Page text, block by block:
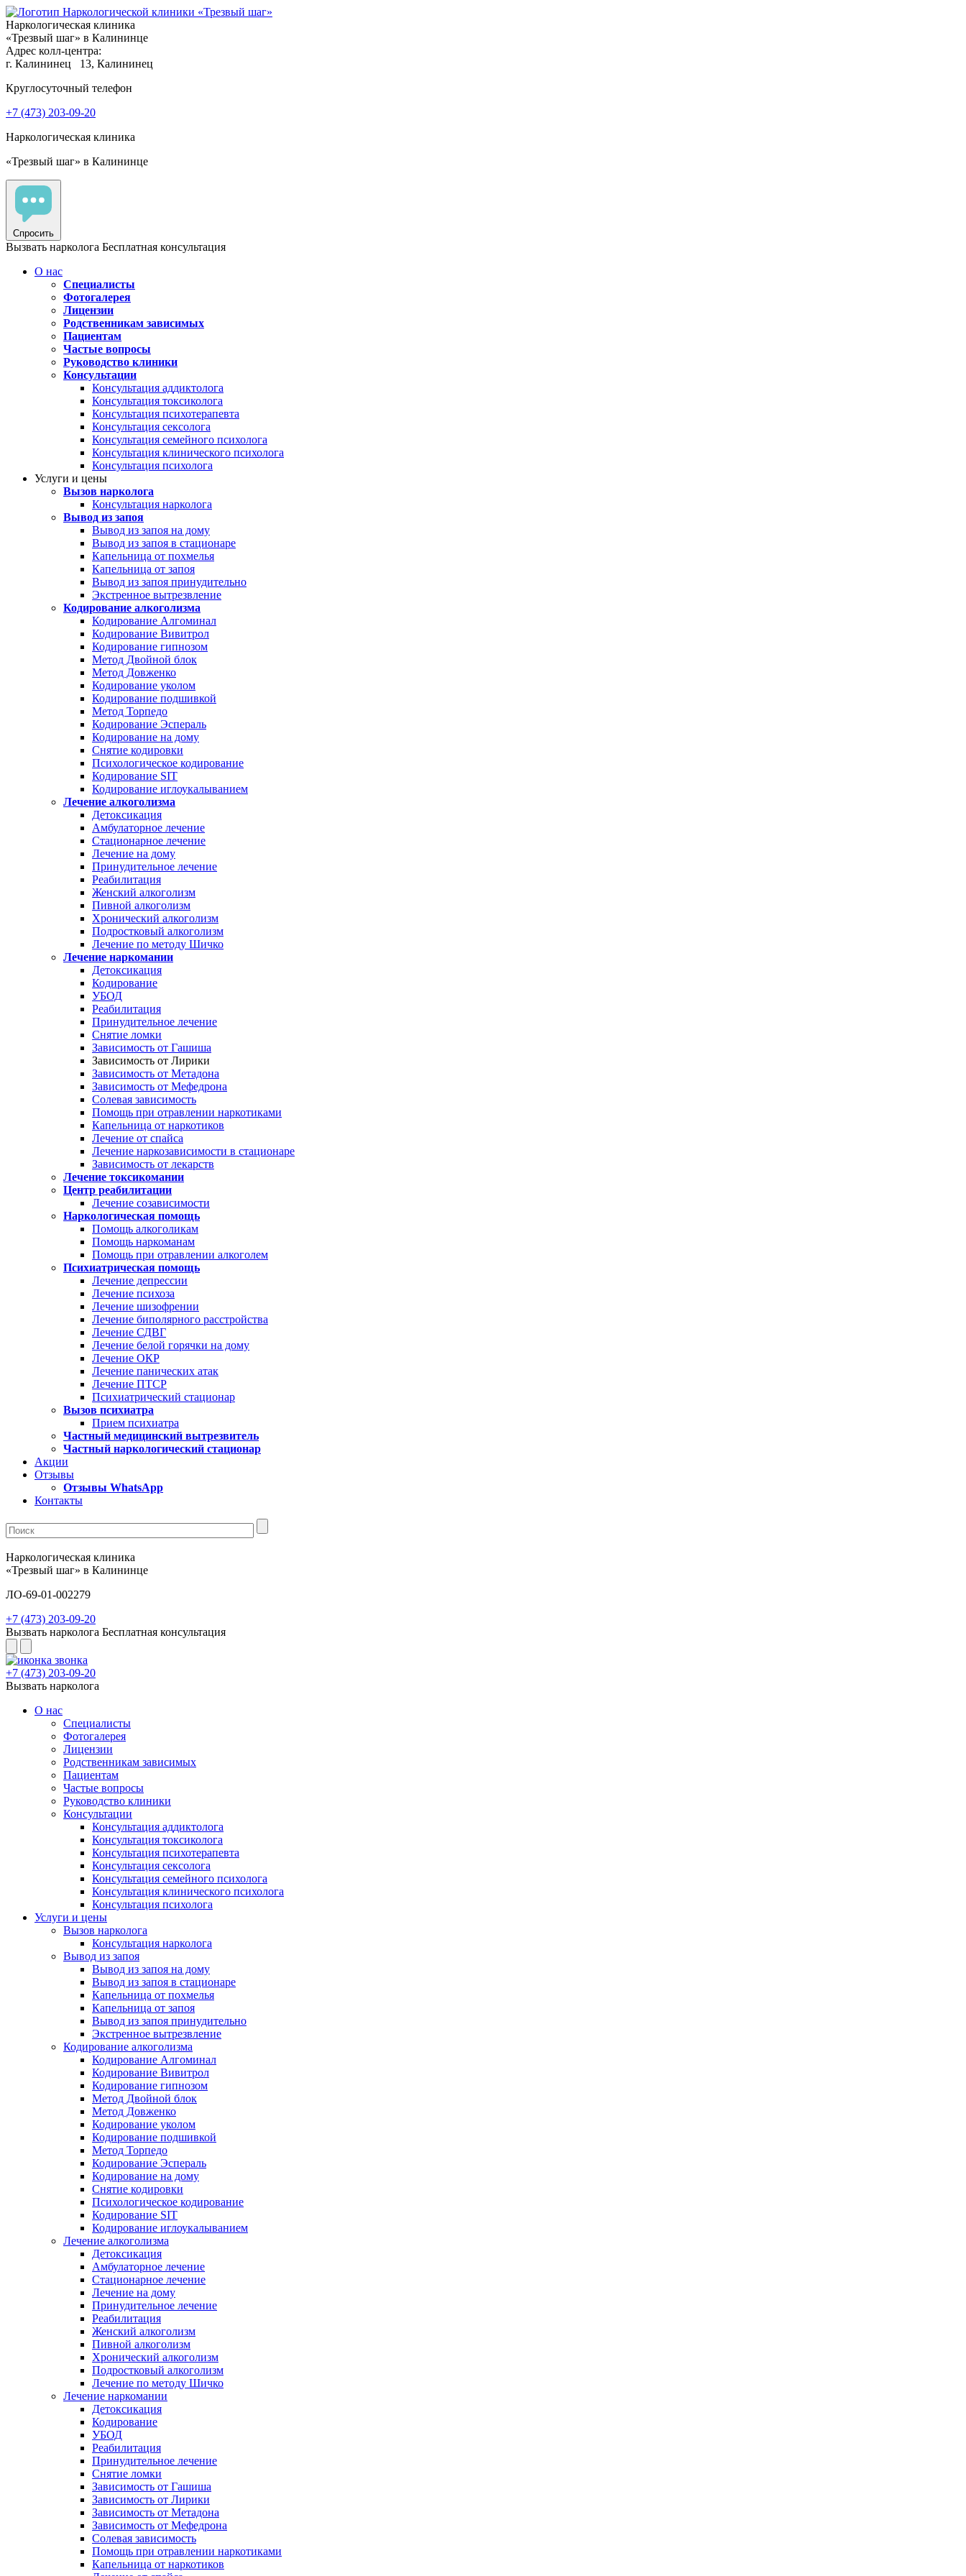
Наркологическая клиника
«Трезвый шаг» в Калининце
Адрес колл-центра:
г. Калининец
13, Калининец
Круглосуточный телефон
+7 (473) 203-09-20
Наркологическая клиника
«Трезвый шаг» в Калининце
Спросить
Вызвать нарколога Бесплатная консультация
О нас
Специалисты
Фотогалерея
Лицензии
Родственникам зависимых
Пациентам
Частые вопросы
Руководство клиники
Консультации
Консультация аддиктолога
Консультация токсиколога
Консультация психотерапевта
Консультация сексолога
Консультация семейного психолога
Консультация клинического психолога
Консультация психолога
Услуги и цены
Вызов нарколога
Консультация нарколога
Вывод из запоя
Вывод из запоя на дому
Вывод из запоя в стационаре
Капельница от похмелья
Капельница от запоя
Вывод из запоя принудительно
Экстренное вытрезвление
Кодирование алкоголизма
Кодирование Алгоминал
Кодирование Вивитрол
Кодирование гипнозом
Метод Двойной блок
Метод Довженко
Кодирование уколом
Кодирование подшивкой
Метод Торпедо
Кодирование Эспераль
Кодирование на дому
Снятие кодировки
Психологическое кодирование
Кодирование SIT
Кодирование иглоукалыванием
Лечение алкоголизма
Детоксикация
Амбулаторное лечение
Стационарное лечение
Лечение на дому
Принудительное лечение
Реабилитация
Женский алкоголизм
Пивной алкоголизм
Хронический алкоголизм
Подростковый алкоголизм
Лечение по методу Шичко
Лечение наркомании
Детоксикация
Кодирование
УБОД
Реабилитация
Принудительное лечение
Снятие ломки
Зависимость от Гашиша
Зависимость от Лирики
Зависимость от Метадона
Зависимость от Мефедрона
Солевая зависимость
Помощь при отравлении наркотиками
Капельница от наркотиков
Лечение от спайса
Лечение наркозависимости в стационаре
Зависимость от лекарств
Лечение токсикомании
Центр реабилитации
Лечение созависимости
Наркологическая помощь
Помощь алкоголикам
Помощь наркоманам
Помощь при отравлении алкоголем
Психиатрическая помощь
Лечение депрессии
Лечение психоза
Лечение шизофрении
Лечение биполярного расстройства
Лечение СДВГ
Лечение белой горячки на дому
Лечение ОКР
Лечение панических атак
Лечение ПТСР
Психиатрический стационар
Вызов психиатра
Прием психиатра
Частный медицинский вытрезвитель
Частный наркологический стационар
Акции
Отзывы
Отзывы WhatsApp
Контакты
Наркологическая клиника
«Трезвый шаг» в Калининце
ЛО-69-01-002279
+7 (473) 203-09-20
Вызвать нарколога Бесплатная консультация
+7 (473) 203-09-20
Вызвать нарколога
О нас
Специалисты
Фотогалерея
Лицензии
Родственникам зависимых
Пациентам
Частые вопросы
Руководство клиники
Консультации
Консультация аддиктолога
Консультация токсиколога
Консультация психотерапевта
Консультация сексолога
Консультация семейного психолога
Консультация клинического психолога
Консультация психолога
Услуги и цены
Вызов нарколога
Консультация нарколога
Вывод из запоя
Вывод из запоя на дому
Вывод из запоя в стационаре
Капельница от похмелья
Капельница от запоя
Вывод из запоя принудительно
Экстренное вытрезвление
Кодирование алкоголизма
Кодирование Алгоминал
Кодирование Вивитрол
Кодирование гипнозом
Метод Двойной блок
Метод Довженко
Кодирование уколом
Кодирование подшивкой
Метод Торпедо
Кодирование Эспераль
Кодирование на дому
Снятие кодировки
Психологическое кодирование
Кодирование SIT
Кодирование иглоукалыванием
Лечение алкоголизма
Детоксикация
Амбулаторное лечение
Стационарное лечение
Лечение на дому
Принудительное лечение
Реабилитация
Женский алкоголизм
Пивной алкоголизм
Хронический алкоголизм
Подростковый алкоголизм
Лечение по методу Шичко
Лечение наркомании
Детоксикация
Кодирование
УБОД
Реабилитация
Принудительное лечение
Снятие ломки
Зависимость от Гашиша
Зависимость от Лирики
Зависимость от Метадона
Зависимость от Мефедрона
Солевая зависимость
Помощь при отравлении наркотиками
Капельница от наркотиков